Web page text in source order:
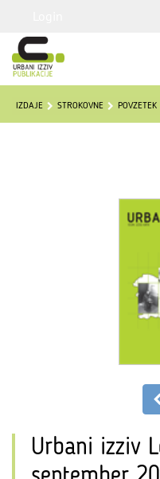
IZDAJE STROKOVNE POVZETEK
Urbani izziv